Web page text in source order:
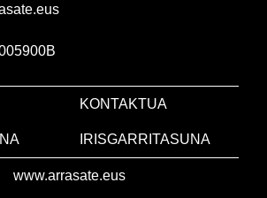
KONTAKTUA
IRISGARRITASUNA
www.arrasate.eus